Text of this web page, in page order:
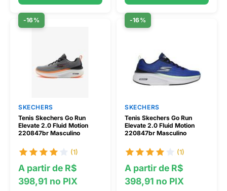
-16%
SKECHERS
Tenis Skechers Go Run
Elevate 2.0 Fluid Motion
220847br Masculino
(1)
A partir de R$
398,91 no PIX
-16%
SKECHERS
Tenis Skechers Go Run
Elevate 2.0 Fluid Motion
220847br Masculino
(1)
A partir de R$
398,91 no PIX